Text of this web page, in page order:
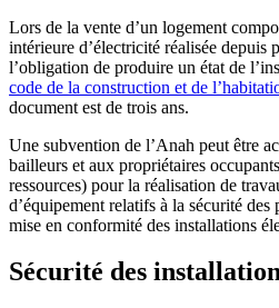
Lors de la vente d’un logement
intérieure d’électricité réalisée depuis
l’obligation de produire un état de
code de la construction et de
document est de trois ans.
Une subvention de l’Anah peut être
bailleurs et aux propriétaires
ressources) pour la réalisation de
d’équipement relatifs à la sécurité
mise en conformité des installations
Sécurité des